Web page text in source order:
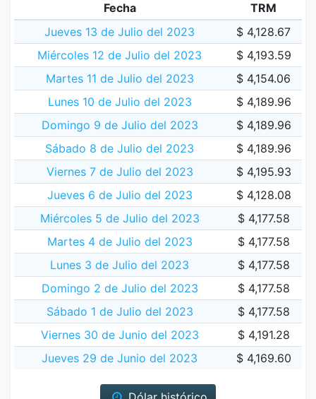
Fecha
TRM
Jueves 13 de Julio del 2023
$ 4,128.67
Miércoles 12 de Julio del 2023
$ 4,193.59
Martes 11 de Julio del 2023
$ 4,154.06
Lunes 10 de Julio del 2023
$ 4,189.96
Domingo 9 de Julio del 2023
$ 4,189.96
Sábado 8 de Julio del 2023
$ 4,189.96
Viernes 7 de Julio del 2023
$ 4,195.93
Jueves 6 de Julio del 2023
$ 4,128.08
Miércoles 5 de Julio del 2023
$ 4,177.58
Martes 4 de Julio del 2023
$ 4,177.58
Lunes 3 de Julio del 2023
$ 4,177.58
Domingo 2 de Julio del 2023
$ 4,177.58
Sábado 1 de Julio del 2023
$ 4,177.58
Viernes 30 de Junio del 2023
$ 4,191.28
Jueves 29 de Junio del 2023
$ 4,169.60